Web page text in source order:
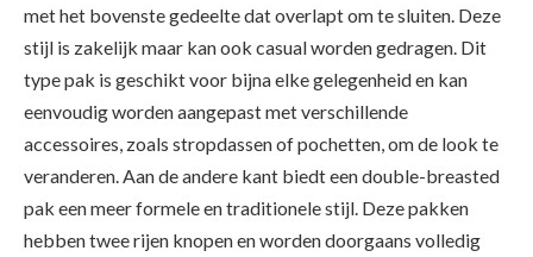
met het bovenste gedeelte dat overlapt om te sluiten. Deze
stijl is zakelijk maar kan ook casual worden gedragen. Dit
type pak is geschikt voor bijna elke gelegenheid en kan
eenvoudig worden aangepast met verschillende
accessoires, zoals stropdassen of pochetten, om de look te
veranderen. Aan de andere kant biedt een double-breasted
pak een meer formele en traditionele stijl. Deze pakken
hebben twee rijen knopen en worden doorgaans volledig